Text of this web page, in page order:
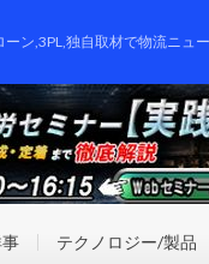
ン,3PL,独自取材で物流ニュ
テクノロジー/製品